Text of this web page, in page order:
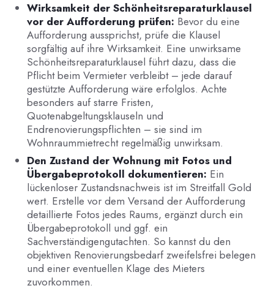
Wirksamkeit der Schönheitsreparaturklausel
vor der Aufforderung prüfen: Bevor du eine
Aufforderung aussprichst, prüfe die Klausel
sorgfältig auf ihre Wirksamkeit. Eine unwirksame
Schönheitsreparaturklausel führt dazu, dass die
Pflicht beim Vermieter verbleibt – jede darauf
gestützte Aufforderung wäre erfolglos. Achte
besonders auf starre Fristen,
Quotenabgeltungsklauseln und
Endrenovierungspflichten – sie sind im
Wohnraummietrecht regelmäßig unwirksam.
Den Zustand der Wohnung mit Fotos und
Übergabeprotokoll dokumentieren: Ein
lückenloser Zustandsnachweis ist im Streitfall Gold
wert. Erstelle vor dem Versand der Aufforderung
detaillierte Fotos jedes Raums, ergänzt durch ein
Übergabeprotokoll und ggf. ein
Sachverständigengutachten. So kannst du den
objektiven Renovierungsbedarf zweifelsfrei belegen
und einer eventuellen Klage des Mieters
zuvorkommen.